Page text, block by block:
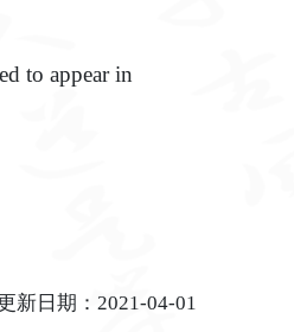
to appear in
新日期：2021-04-01